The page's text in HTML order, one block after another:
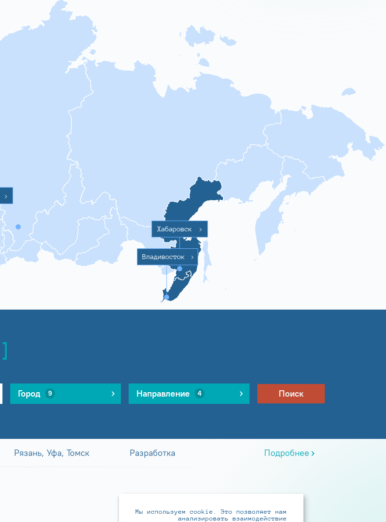
>
Хабаровск >
Владивосток >
Город 9 Направление 4 Поиск
Рязань, Уфа, Томск Разработка Подробнее
Мы используем cookie. Это позволяет нам
анализировать взаимодействие